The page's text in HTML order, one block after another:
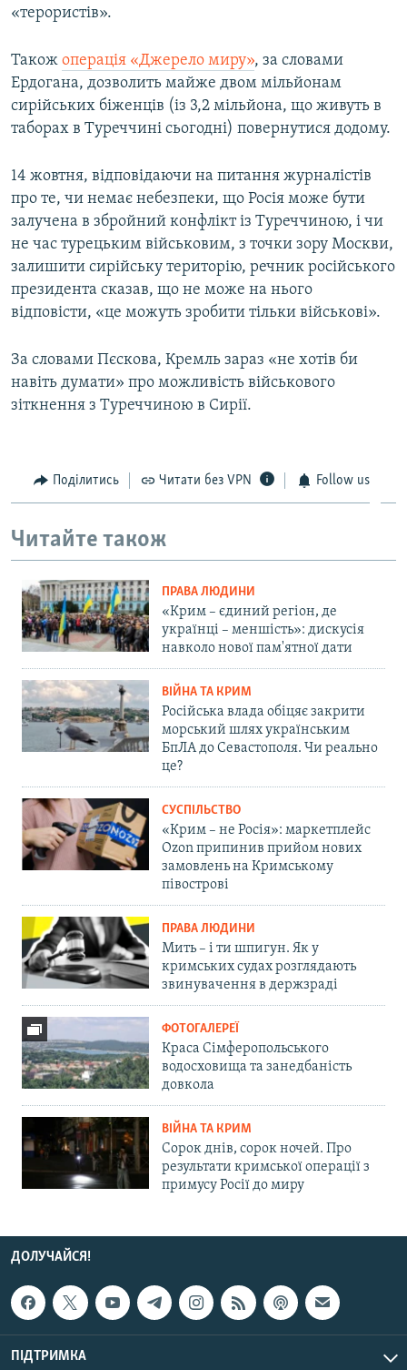
«терористів».
Також операція «Джерело миру», за словами
Ердогана, дозволить майже двом мільйонам
сирійських біженців (із 3,2 мільйона, що живуть в
таборах в Туреччині сьогодні) повернутися додому.
14 жовтня, відповідаючи на питання журналістів
про те, чи немає небезпеки, що Росія може бути
залучена в збройний конфлікт із Туреччиною, і чи
не час турецьким військовим, з точки зору Москви,
залишити сирійську територію, речник російського
президента сказав, що не може на нього
відповісти, «це можуть зробити тільки військові».
За словами Пєскова, Кремль зараз «не хотів би
навіть думати» про можливість військового
зіткнення з Туреччиною в Сирії.
Поділитись Читати без VPN Follow us
Читайте також
ПРАВА ЛЮДИНИ
«Крим – єдиний регіон, де
українці – меншість»: дискусія
навколо нової пам'ятної дати
ВІЙНА ТА КРИМ
Російська влада обіцяє закрити
морський шлях українським
БпЛА до Севастополя. Чи реально
це?
СУСПІЛЬСТВО
«Крим – не Росія»: маркетплейс
Ozon припинив прийом нових
замовлень на Кримському
півострові
ПРАВА ЛЮДИНИ
Мить – і ти шпигун. Як у
кримських судах розглядають
звинувачення в держзраді
ФОТОГАЛЕРЕЇ
Краса Сімферопольського
водосховища та занедбаність
довкола
ВІЙНА ТА КРИМ
Сорок днів, сорок ночей. Про
результати кримської операції з
примусу Росії до миру
ДОЛУЧАЙСЯ!
ПІДТРИМКА